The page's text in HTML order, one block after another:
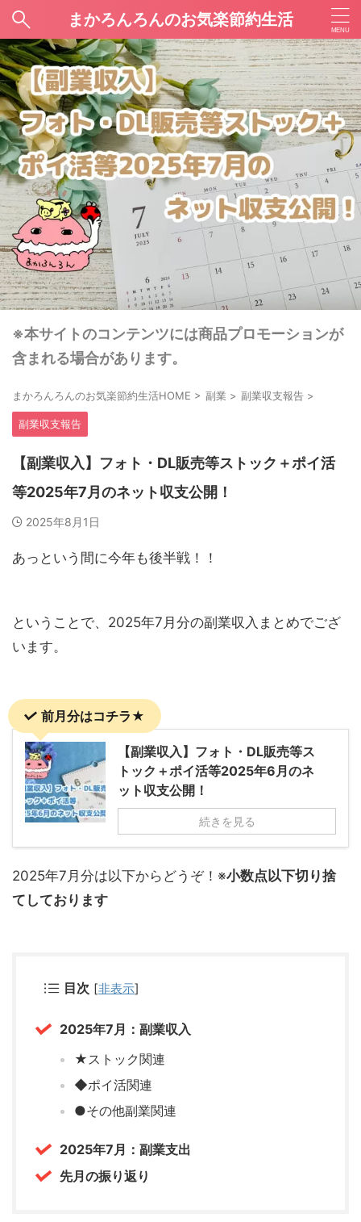
まかろんろんのお気楽節約生活
※本サイトのコンテンツには商品プロモーションが
含まれる場合があります。
まかろんろんのお気楽節約生活HOME > 副業 > 副業収支報告 >
副業収支報告
【副業収入】フォト・DL販売等ストック＋ポイ活
等2025年7月のネット収支公開！
2025年8月1日
あっという間に今年も後半戦！！
ということで、2025年7月分の副業収入まとめでござ
います。
前月分はコチラ★
【副業収入】フォト・DL販売等ス
トック＋ポイ活等2025年6月のネ
ット収支公開！
続きを見る
2025年7月分は以下からどうぞ！※小数点以下切り捨
てしております
目次 [非表示]
2025年7月：副業収入
★ストック関連
◆ポイ活関連
●その他副業関連
2025年7月：副業支出
先月の振り返り